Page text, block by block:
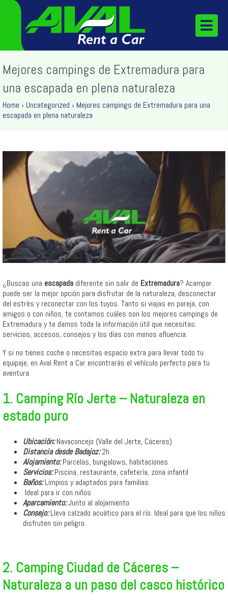
Mejores campings de Extremadura para
una escapada en plena naturaleza
Home › Uncategorized › Mejores campings de Extremadura para una
escapada en plena naturaleza
¿Buscas una escapada diferente sin salir de Extremadura? Acampar
puede ser la mejor opción para disfrutar de la naturaleza, desconectar
del estrés y reconectar con los tuyos. Tanto si viajas en pareja, con
amigos o con niños, te contamos cuáles son los mejores campings de
Extremadura y te damos toda la información útil que necesitas:
servicios, accesos, consejos y los días con menos afluencia.
Y si no tienes coche o necesitas espacio extra para llevar todo tu
equipaje, en Aval Rent a Car encontrarás el vehículo perfecto para tu
aventura.
1. Camping Río Jerte – Naturaleza en
estado puro
Ubicación:Navaconcejo (Valle del Jerte, Cáceres)
Distancia desde Badajoz:2h
Alojamiento: Parcelas, bungalows, habitaciones
Servicios:Piscina, restaurante, cafetería, zona infantil
Baños:Limpios y adaptados para familias
‍‍‍ Ideal para ir con niños
Aparcamiento:Junto al alojamiento
Consejo:Lleva calzado acuático para el río. Ideal para que los niños
disfruten sin peligro.
2. Camping Ciudad de Cáceres –
Naturaleza a un paso del casco histórico